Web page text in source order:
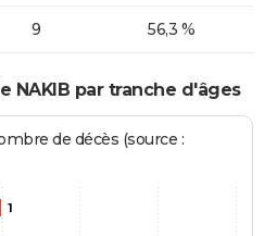
9 56,3 %
NAKIB par tranche d'âges
de décès (source :
1